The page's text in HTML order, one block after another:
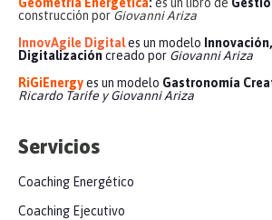
Geometría Energética: es un libro de
construcción por Giovanni Ariza
InnovAgile Digitales un modelo
Digitalizacióncreado por Giovanni Ariza
RiGiEnergyes un modelo Gastronomía
Ricardo Tarife y Giovanni Ariza
Servicios
Coaching Energético
Coaching Ejecutivo